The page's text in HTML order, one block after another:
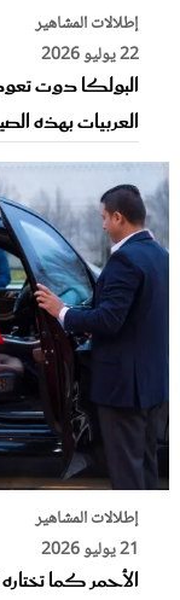
إطلالات المشاهير
22 يوليو 2026
البولكا دوت
العربيات بهذه
إطلالات المشاهير
21 يوليو 2026
الأحمر كما